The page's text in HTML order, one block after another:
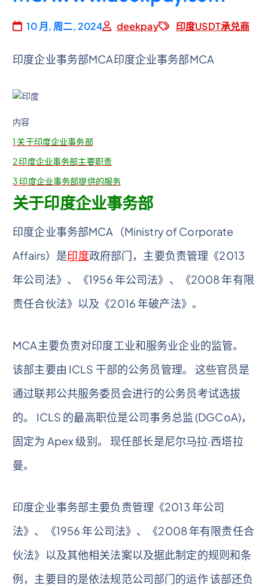
10 月, 周二, 2024 deekpay 印度USDT承兑商
印度企业事务部MCA印度企业事务部MCA
内容
1 关于印度企业事务部
2印度企业事务部主要职责
3 印度企业事务部提供的服务
关于印度企业事务部
印度企业事务部MCA（Ministry of Corporate
Affairs）是印度政府部门，主要负责管理《2013
年公司法》、《1956 年公司法》、《2008 年有限
责任合伙法》以及《2016 年破产法》。
MCA主要负责对印度工业和服务业企业的监管。
该部主要由 ICLS 干部的公务员管理。 这些官员是
通过联邦公共服务委员会进行的公务员考试选拔
的。 ICLS 的最高职位是公司事务总监 (DGCoA)，
固定为 Apex 级别。 现任部长是尼尔马拉·西塔拉
曼。
印度企业事务部主要负责管理《2013 年公司
法》、《1956 年公司法》、《2008 年有限责任合
伙法》以及其他相关法案以及据此制定的规则和条
例，主要目的是依法规范公司部门的运作 该部还负